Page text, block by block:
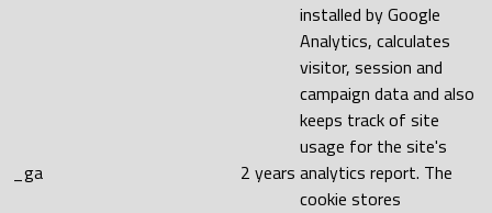
_ga 2 years
installed by Google
Analytics, calculates
visitor, session and
campaign data and also
keeps track of site
usage for the site's
analytics report. The
cookie stores